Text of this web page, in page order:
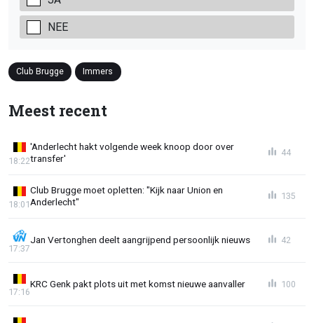
NEE
Club Brugge Immers
Meest recent
'Anderlecht hakt volgende week knoop door over
transfer'
18:22
44
Club Brugge moet opletten: "Kijk naar Union en
Anderlecht"
18:01
135
Jan Vertonghen deelt aangrijpend persoonlijk nieuws
17:37
42
KRC Genk pakt plots uit met komst nieuwe aanvaller
17:16
100